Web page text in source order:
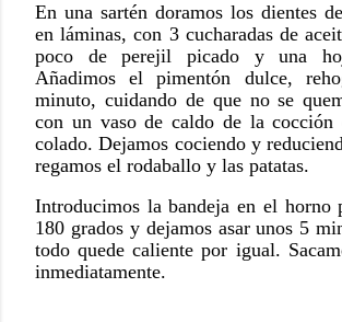
En una sartén doramos los dientes
en láminas, con 3 cucharadas de
poco de perejil picado y una
Añadimos el pimentón dulce,
minuto, cuidando de que no se
con un vaso de caldo de la cocción
colado. Dejamos cociendo y
regamos el rodaballo y las patatas.
Introducimos la bandeja en el horno
180 grados y dejamos asar unos 5
todo quede caliente por igual.
inmediatamente.